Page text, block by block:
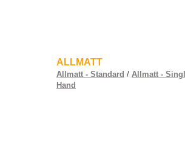
ALLMATT
Allmatt - Standard / Allmatt -
Hand